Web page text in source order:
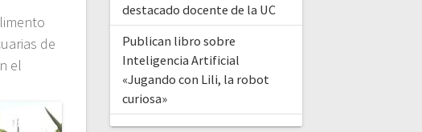
de
el
destacado docente de la UC
Publican libro sobre
Inteligencia Artificial
«Jugando con Lili, la robot
curiosa»